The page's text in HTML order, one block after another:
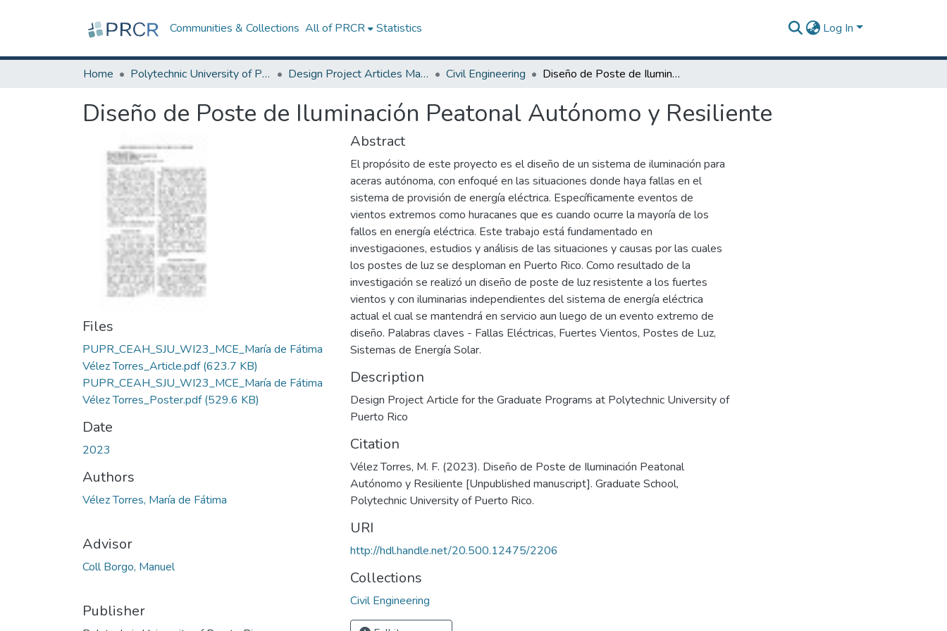
Communities & Collections All of PRCR Statistics Log In
Home Polytechnic University of Puerto Rico Design Project Articles Master Degree Civil Engineering Diseño de Poste de Iluminación Peatonal Autónomo y Resiliente
Diseño de Poste de Iluminación Peatonal Autónomo y Resiliente
Files
PUPR_CEAH_SJU_WI23_MCE_María de Fátima
Vélez Torres_Article.pdf(623.7 KB)
PUPR_CEAH_SJU_WI23_MCE_María de Fátima
Vélez Torres_Poster.pdf(529.6 KB)
Date
2023
Authors
Vélez Torres, María de Fátima
Advisor
Coll Borgo, Manuel
Publisher
Abstract
El propósito de este proyecto es el diseño de un sistema de iluminación para
aceras autónoma, con enfoqué en las situaciones donde haya fallas en el
sistema de provisión de energía eléctrica. Específicamente eventos de
vientos extremos como huracanes que es cuando ocurre la mayoría de los
fallos en energía eléctrica. Este trabajo está fundamentado en
investigaciones, estudios y análisis de las situaciones y causas por las cuales
los postes de luz se desploman en Puerto Rico. Como resultado de la
investigación se realizó un diseño de poste de luz resistente a los fuertes
vientos y con iluminarias independientes del sistema de energía eléctrica
actual el cual se mantendrá en servicio aun luego de un evento extremo de
diseño. Palabras claves - Fallas Eléctricas, Fuertes Vientos, Postes de Luz,
Sistemas de Energía Solar.
Description
Design Project Article for the Graduate Programs at Polytechnic University of
Puerto Rico
Citation
Vélez Torres, M. F. (2023). Diseño de Poste de Iluminación Peatonal
Autónomo y Resiliente [Unpublished manuscript]. Graduate School,
Polytechnic University of Puerto Rico.
URI
http://hdl.handle.net/20.500.12475/2206
Collections
Civil Engineering